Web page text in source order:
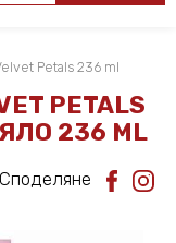
Petals 236 ml
PETALS
236 ML
Споделяне